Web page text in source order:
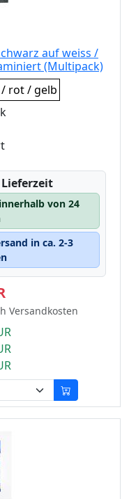
auf weiss /
(Multipack)
rot / gelb
von 24
in ca. 2-3
Versandkosten